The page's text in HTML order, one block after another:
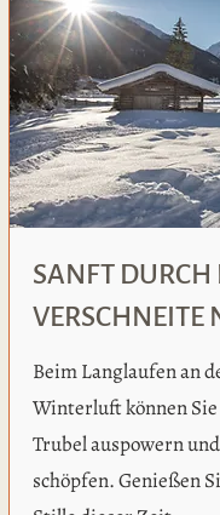
SANFT DURCH
VERSCHNEITE
Beim Langlaufen an
Winterluft können
Trubel auspowern
schöpfen. Genießen